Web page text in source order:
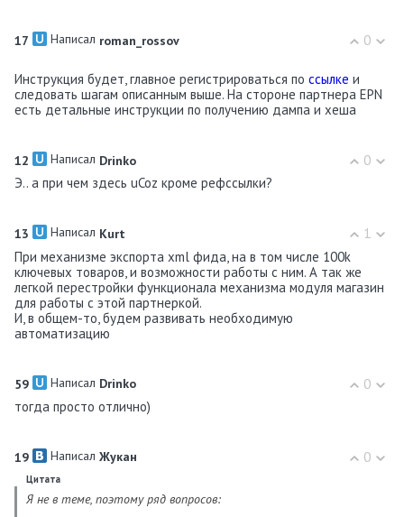
0
17 Написал roman_rossov
Инструкция будет, главное регистрироваться по ссылке и
следовать шагам описанным выше. На стороне партнера EPN
есть детальные инструкции по получению дампа и хеша
0
12 Написал Drinko
Э.. а при чем здесь uCoz кроме рефссылки?
1
13 Написал Kurt
При механизме экспорта xml фида, на в том числе 100k
ключевых товаров, и возможности работы с ним. А так же
легкой перестройки функционала механизма модуля магазин
для работы с этой партнеркой.
И, в общем-то, будем развивать необходимую
автоматизацию
0
59 Написал Drinko
тогда просто отлично)
0
19 Написал Жукан
Цитата
Я не в теме, поэтому ряд вопросов: